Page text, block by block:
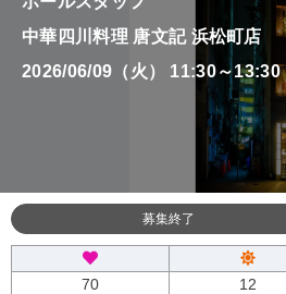
中華四川料理 唐文記 浜松町店
2026/06/09（火） 11:30～13:30
募集終了
70 12